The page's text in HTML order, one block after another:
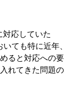
応していた
ても特に近年、
ると対応への要
れてきた問題の